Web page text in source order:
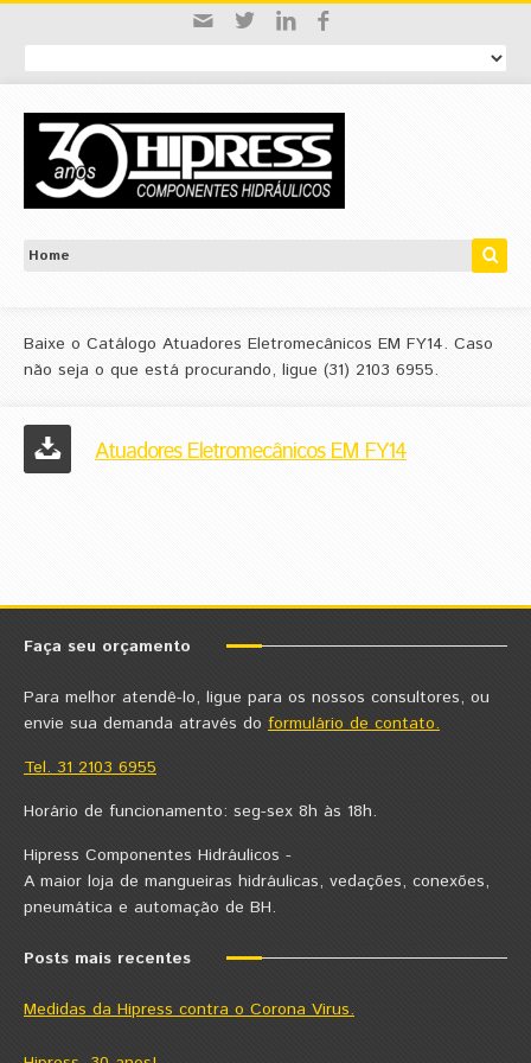
Baixe o Catálogo Atuadores Eletromecânicos EM FY14. Caso
não seja o que está procurando, ligue (31) 2103 6955.
Atuadores Eletromecânicos EM FY14
Faça seu orçamento
Para melhor atendê-lo, ligue para os nossos consultores, ou
envie sua demanda através do formulário de contato.
Tel. 31 2103 6955
Horário de funcionamento: seg-sex 8h às 18h.
Hipress Componentes Hidráulicos -
A maior loja de mangueiras hidráulicas, vedações, conexões,
pneumática e automação de BH.
Posts mais recentes
Medidas da Hipress contra o Corona Virus.